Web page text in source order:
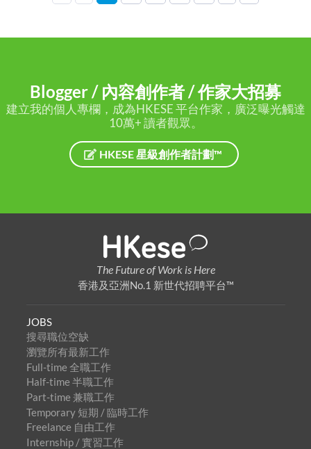
Blogger / 內容創作者 / 作家大招募
建立我的個人專欄，成為HKESE 平台作家，廣泛曝光觸達
10萬+ 讀者觀眾。
HKESE 星級創作者計劃™
The Future of Work is Here
香港及亞洲No.1 新世代招聘平台™
JOBS
搜尋職位空缺
瀏覽所有最新工作
Full-time 全職工作
Half-time 半職工作
Part-time 兼職工作
Temporary 短期 / 臨時工作
Freelance 自由工作
Internship / 實習工作